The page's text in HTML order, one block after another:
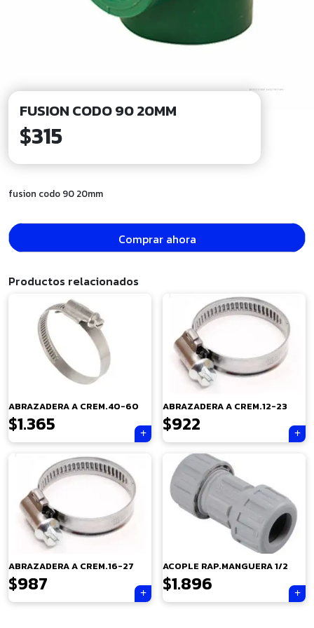
FUSION CODO 90 20MM
$315
fusion codo 90 20mm
Comprar ahora
Productos relacionados
ABRAZADERA A CREM.40-60
$1.365
ABRAZADERA A CREM.12-23
$922
ABRAZADERA A CREM.16-27
$987
ACOPLE RAP.MANGUERA 1/2
$1.896
×